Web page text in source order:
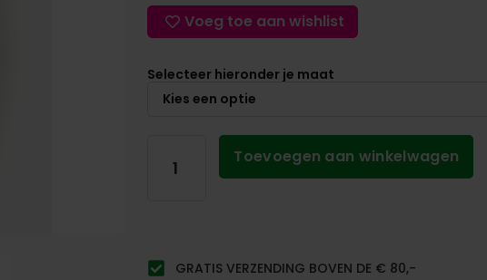
Voeg toe aan wishlist
Selecteer hieronder je maat
Toevoegen aan winkelwagen
GRATIS VERZENDING BOVEN DE € 80,-